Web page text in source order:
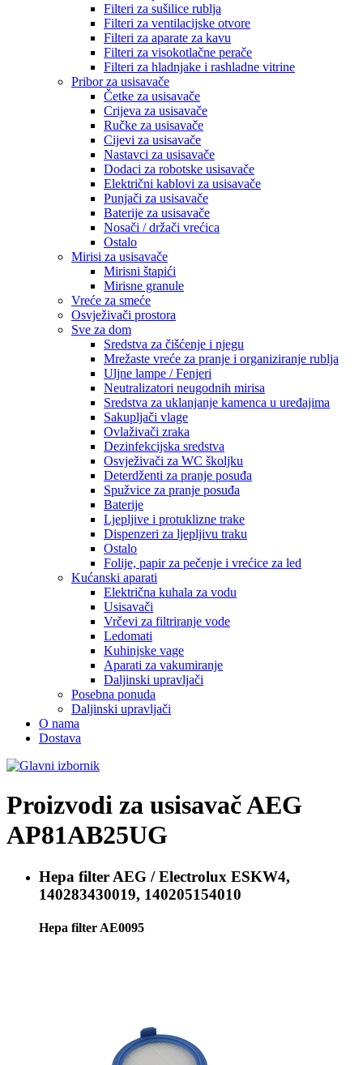
Filteri za sušilice rublja
Filteri za ventilacijske otvore
Filteri za aparate za kavu
Filteri za visokotlačne perače
Filteri za hladnjake i rashladne vitrine
Pribor za usisavače
Četke za usisavače
Crijeva za usisavače
Ručke za usisavače
Cijevi za usisavače
Nastavci za usisavače
Dodaci za robotske usisavače
Električni kablovi za usisavače
Punjači za usisavače
Baterije za usisavače
Nosači / držači vrećica
Ostalo
Mirisi za usisavače
Mirisni štapići
Mirisne granule
Vreće za smeće
Osvježivači prostora
Sve za dom
Sredstva za čišćenje i njegu
Mrežaste vreće za pranje i organiziranje rublja
Uljne lampe / Fenjeri
Neutralizatori neugodnih mirisa
Sredstva za uklanjanje kamenca u uređajima
Sakupljači vlage
Ovlaživači zraka
Dezinfekcijska sredstva
Osvježivači za WC školjku
Deterdženti za pranje posuđa
Spužvice za pranje posuđa
Baterije
Ljepljive i protuklizne trake
Dispenzeri za ljepljivu traku
Ostalo
Folije, papir za pečenje i vrećice za led
Kućanski aparati
Električna kuhala za vodu
Usisavači
Vrčevi za filtriranje vode
Ledomati
Kuhinjske vage
Aparati za vakumiranje
Daljinski upravljači
Posebna ponuda
Daljinski upravljači
O nama
Dostava
Proizvodi za usisavačAEG
AP81AB25UG
Hepa filter AEG / Electrolux ESKW4,
140283430019, 140205154010
Hepa filter AE0095